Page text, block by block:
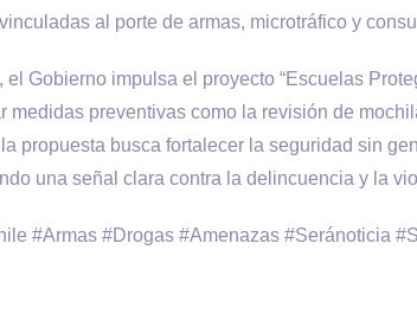
al porte de armas, microtráfico y
el Gobierno impulsa el proyecto “Escuelas
medidas preventivas como la revisión de
propuesta busca fortalecer la seguridad sin
una señal clara contra la delincuencia y la
#Armas #Drogas #Amenazas #Seránoticia